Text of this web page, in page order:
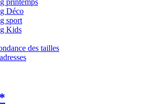
printemps
Déco
sport
Kids
des tailles